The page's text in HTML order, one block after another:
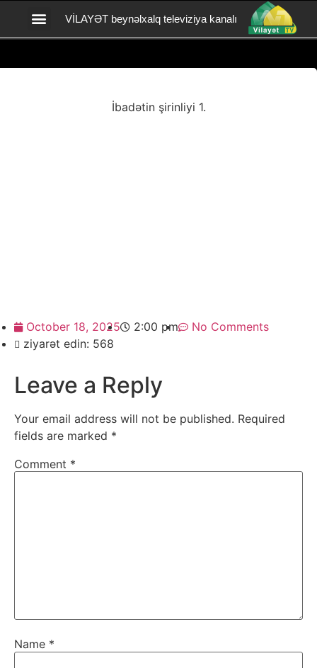
VİLAYƏT beynəlxalq televiziya kanalı
İbadətin şirinliyi 1.
October 18, 2025 2:00 pm
No Comments
ziyarət edin: 568
Leave a Reply
Your email address will not be published. Required
fields are marked *
Comment *
Name *